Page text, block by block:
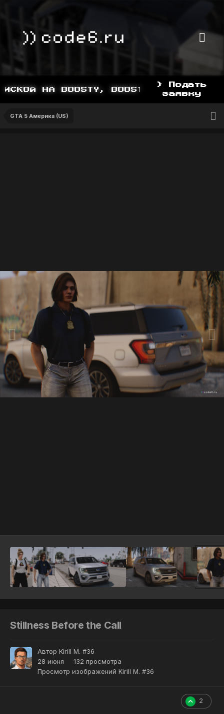
НА BOOSTY, BOOSTY.TO/YDDY
> Подать
заявку
GTA 5 Америка (US)
Stillness Before the Call
Автор Kirill M. #36
28 июня
132 просмотра
Просмотр изображений Kirill M. #36
2